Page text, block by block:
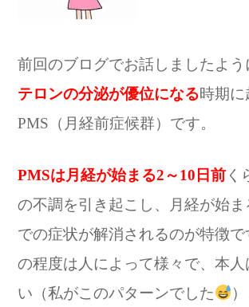
前回のブログでお話しましたよう
テロンの分泌が優位になる時期
PMS（月経前症候群）です。
PMSは月経が始まる2～10日前 く
の不調を引き起こし、月経が始ま
での症状が解消されるのが特徴で
の程度は人によって様々で、本
い（私がこのパターンでした